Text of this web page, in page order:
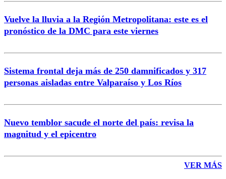
Vuelve la lluvia a la Región Metropolitana: este es el
pronóstico de la DMC para este viernes
Sistema frontal deja más de 250 damnificados y 317
personas aisladas entre Valparaíso y Los Ríos
Nuevo temblor sacude el norte del país: revisa la
magnitud y el epicentro
VER MÁS